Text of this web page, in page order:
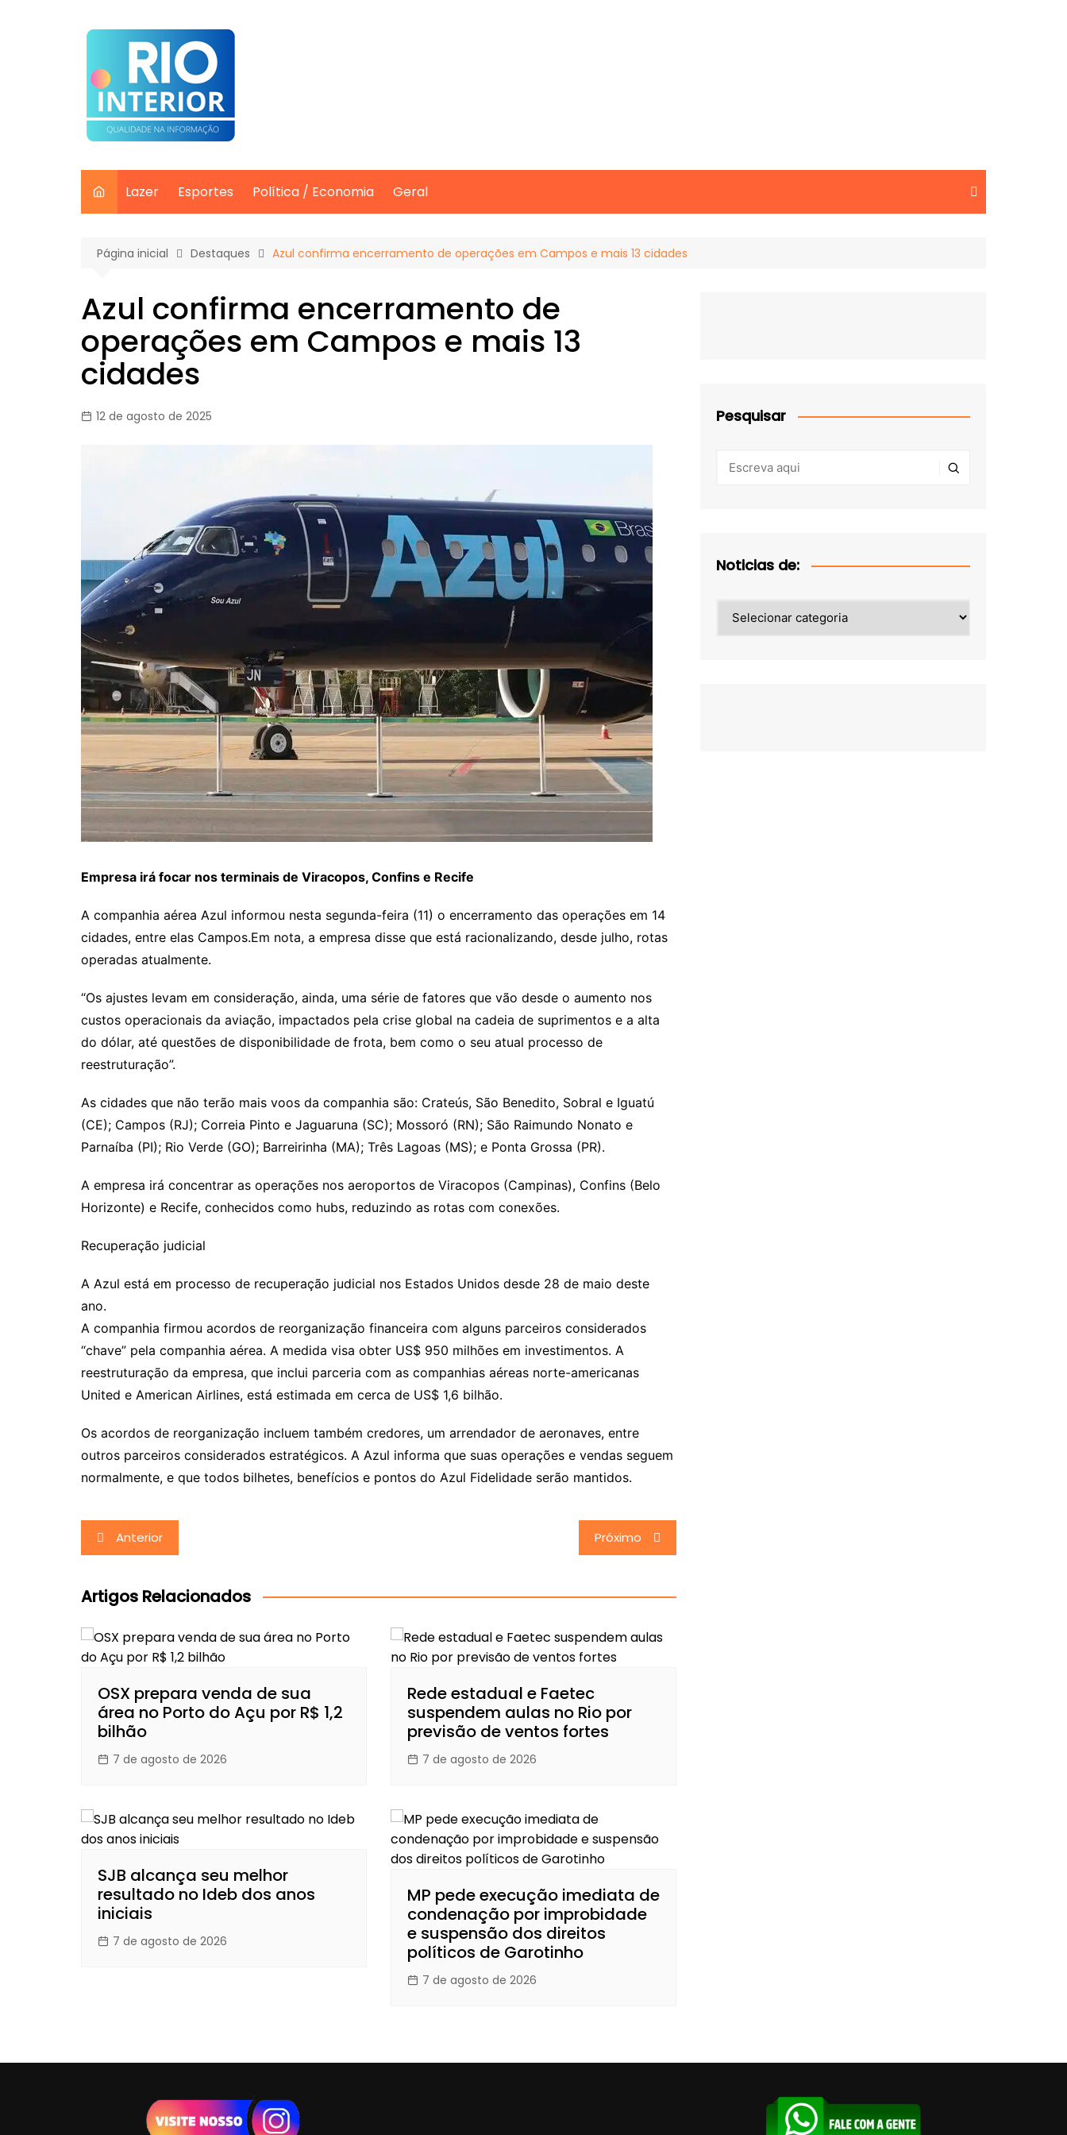
Lazer Esportes Política / Economia Geral
Página inicial Destaques Azul confirma encerramento de operações em Campos e mais 13 cidades
Azul confirma encerramento de
operações em Campos e mais 13
cidades
12 de agosto de 2025
Empresa irá focar nos terminais de Viracopos, Confins e Recife
A companhia aérea Azul informou nesta segunda-feira (11) o encerramento das operações em 14
cidades, entre elas Campos.Em nota, a empresa disse que está racionalizando, desde julho, rotas
operadas atualmente.
“Os ajustes levam em consideração, ainda, uma série de fatores que vão desde o aumento nos
custos operacionais da aviação, impactados pela crise global na cadeia de suprimentos e a alta
do dólar, até questões de disponibilidade de frota, bem como o seu atual processo de
reestruturação”.
As cidades que não terão mais voos da companhia são: Crateús, São Benedito, Sobral e Iguatú
(CE); Campos (RJ); Correia Pinto e Jaguaruna (SC); Mossoró (RN); São Raimundo Nonato e
Parnaíba (PI); Rio Verde (GO); Barreirinha (MA); Três Lagoas (MS); e Ponta Grossa (PR).
A empresa irá concentrar as operações nos aeroportos de Viracopos (Campinas), Confins (Belo
Horizonte) e Recife, conhecidos como hubs, reduzindo as rotas com conexões.
Recuperação judicial
A Azul está em processo de recuperação judicial nos Estados Unidos desde 28 de maio deste
ano.
A companhia firmou acordos de reorganização financeira com alguns parceiros considerados
“chave” pela companhia aérea. A medida visa obter US$ 950 milhões em investimentos. A
reestruturação da empresa, que inclui parceria com as companhias aéreas norte-americanas
United e American Airlines, está estimada em cerca de US$ 1,6 bilhão.
Os acordos de reorganização incluem também credores, um arrendador de aeronaves, entre
outros parceiros considerados estratégicos. A Azul informa que suas operações e vendas seguem
normalmente, e que todos bilhetes, benefícios e pontos do Azul Fidelidade serão mantidos.
Navegação
de
Post
Anterior Próximo
Artigos Relacionados
OSX prepara venda de sua
área no Porto do Açu por R$ 1,2
bilhão
7 de agosto de 2026
Rede estadual e Faetec
suspendem aulas no Rio por
previsão de ventos fortes
7 de agosto de 2026
SJB alcança seu melhor
resultado no Ideb dos anos
iniciais
7 de agosto de 2026
MP pede execução imediata de
condenação por improbidade
e suspensão dos direitos
políticos de Garotinho
7 de agosto de 2026
Pesquisar
Noticias de:
de: